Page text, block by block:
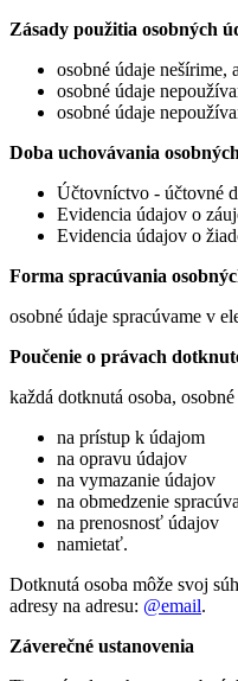
Zásady použitia osobných
osobné údaje
osobné údaje
osobné údaje
Doba uchovávania
Účtovníctvo - účtovné
Evidencia údajov o
Evidencia údajov o
Forma spracúvania
osobné údaje spracúvame v
Poučenie o právach
každá dotknutá osoba,
na prístup k údajom
na opravu údajov
na vymazanie údajov
na obmedzenie
na prenosnosť údajov
namietať.
Dotknutá osoba môže svoj
adresy na adresu: @email.
Záverečné ustanovenia